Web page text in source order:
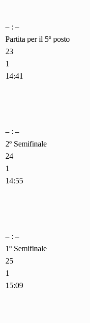
– : –
Partita per il 5º posto
23
1
14:41
– : –
2º Semifinale
24
1
14:55
– : –
1º Semifinale
25
1
15:09